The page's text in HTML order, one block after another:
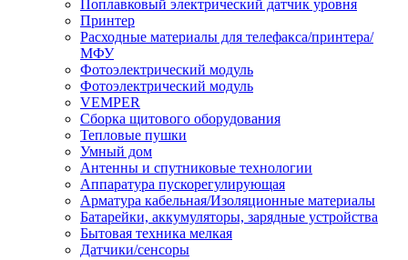
Поплавковый электрический датчик уровня
Принтер
Расходные материалы для телефакса/принтера/
МФУ
Фотоэлектрический модуль
Фотоэлектрический модуль
VEMPER
Сборка щитового оборудования
Тепловые пушки
Умный дом
Антенны и спутниковые технологии
Аппаратура пускорегулирующая
Арматура кабельная/Изоляционные материалы
Батарейки, аккумуляторы, зарядные устройства
Бытовая техника мелкая
Датчики/сенсоры